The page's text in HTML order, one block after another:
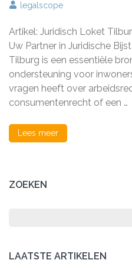
legalscope
Artikel: Juridisch Loket
Uw Partner in Juridische
Tilburg is een essentiële
ondersteuning voor
vragen heeft over
consumentenrecht of een …
Lees meer
ZOEKEN
LAATSTE ARTIKELEN